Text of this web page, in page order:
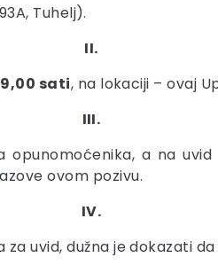
Tuhelj).
II.
9,00 sati, na lokaciji – ovaj
III.
a na
ovom pozivu.
IV.
uvid, dužna je dokazati